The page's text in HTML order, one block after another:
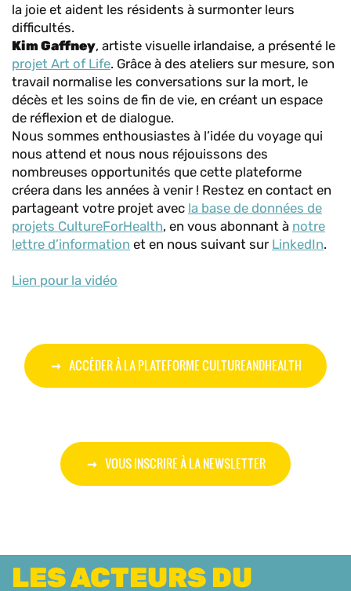
la joie et aident les résidents à surmonter leurs
difficultés.
Kim Gaffney, artiste visuelle irlandaise, a présenté le
projet Art of Life. Grâce à des ateliers sur mesure, son
travail normalise les conversations sur la mort, le
décès et les soins de fin de vie, en créant un espace
de réflexion et de dialogue.
Nous sommes enthousiastes à l’idée du voyage qui
nous attend et nous nous réjouissons des
nombreuses opportunités que cette plateforme
créera dans les années à venir ! Restez en contact en
partageant votre projet avec la base de données de
projets CultureForHealth, en vous abonnant à notre
lettre d’information et en nous suivant sur LinkedIn.
Lien pour la vidéo
ACCÉDER À LA PLATEFORME CULTUREANDHEALTH
VOUS INSCRIRE À LA NEWSLETTER
LES ACTEURS DU